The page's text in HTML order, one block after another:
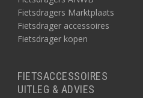
Fietsdragers Marktplaats
Fietsdrager accessoires
Fietsdrager kopen
FIETSACCESSOIRES
UITLEG & ADVIES